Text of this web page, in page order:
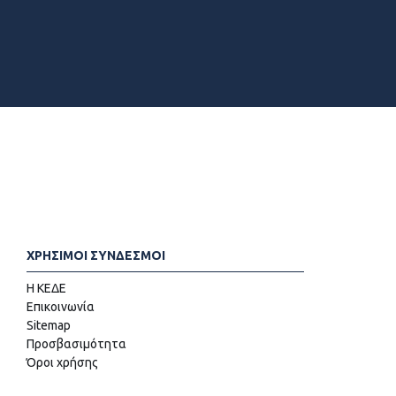
ΧΡΗΣΙΜΟΙ ΣΥΝΔΕΣΜΟΙ
Η ΚΕΔΕ
Επικοινωνία
Sitemap
Προσβασιμότητα
Όροι χρήσης